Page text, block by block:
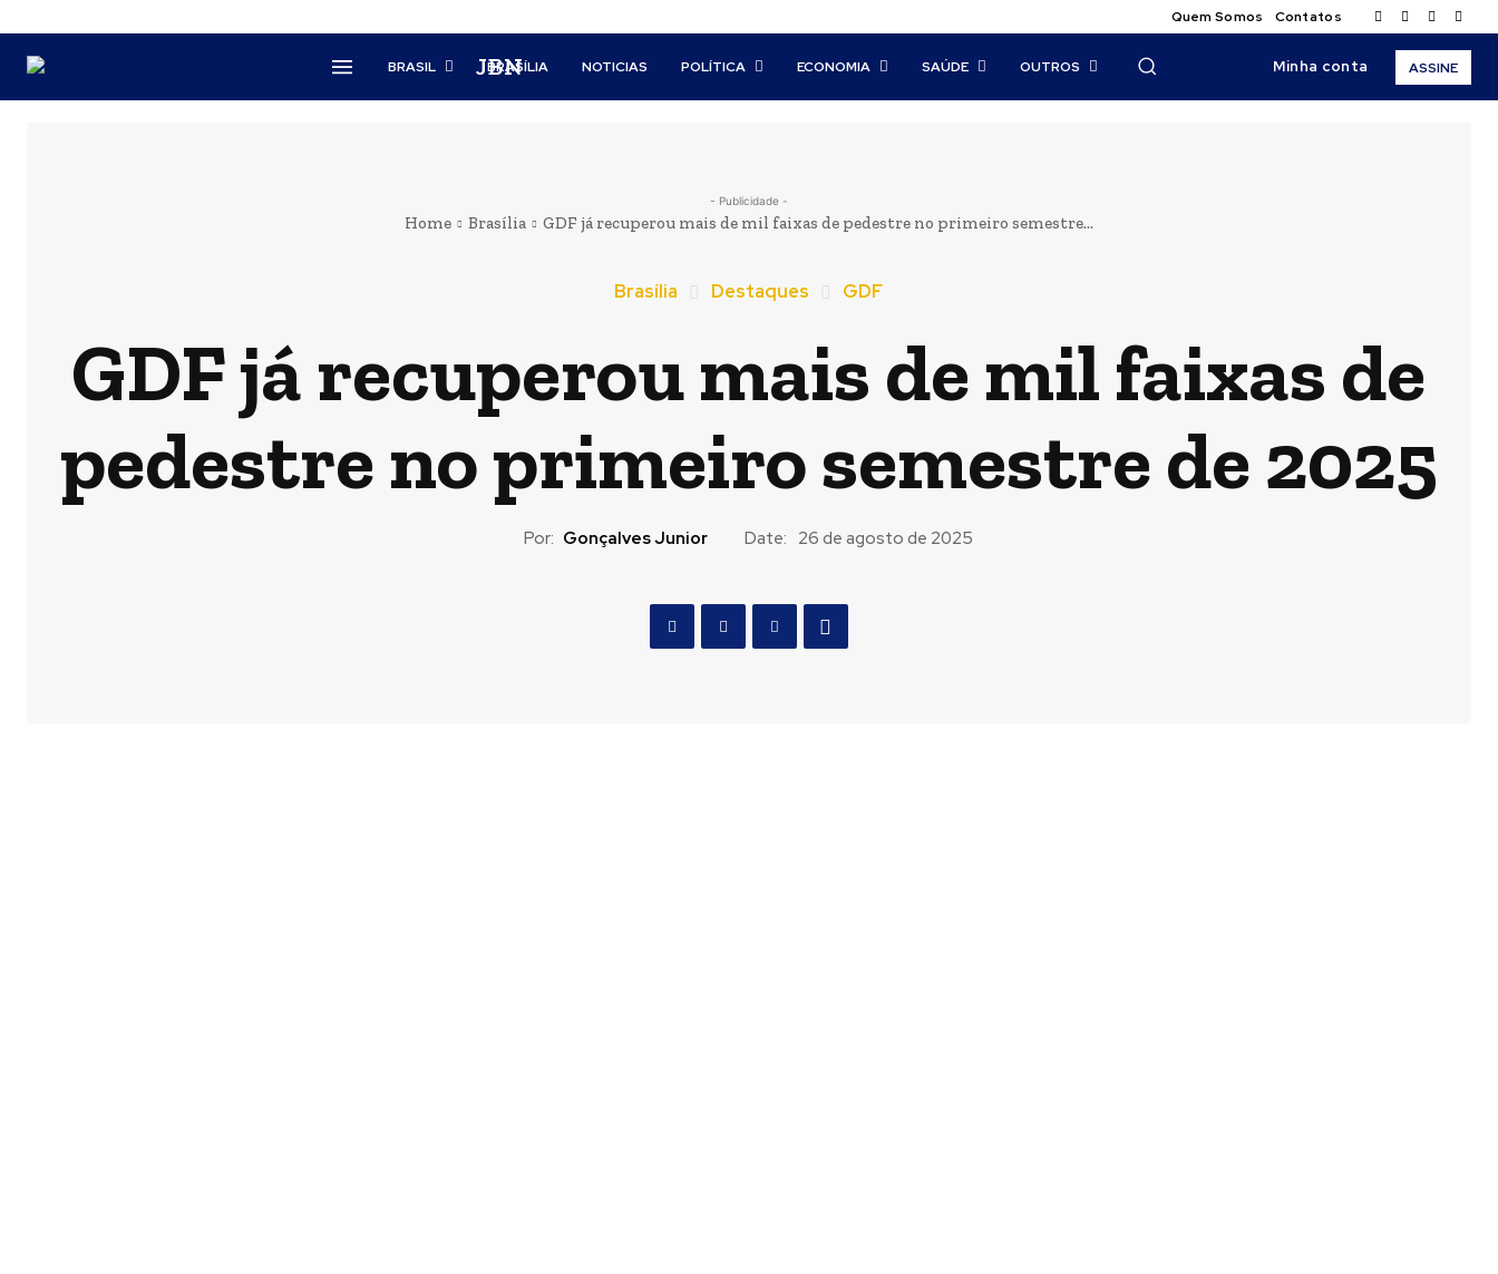
Quem Somos Contatos
JBN
BRASIL BRASÍLIA NOTICIAS POLÍTICA ECONOMIA SAÚDE OUTROS Minha conta ASSINE
- Publicidade -
Home Brasília GDF já recuperou mais de mil faixas de pedestre no primeiro semestre...
Brasília Destaques GDF
GDF já recuperou mais de mil faixas de
pedestre no primeiro semestre de 2025
Por: Gonçalves Junior Date: 26 de agosto de 2025